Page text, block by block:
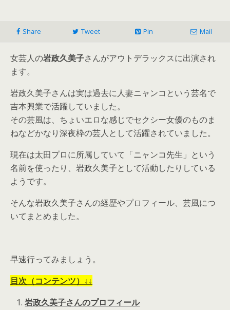
Share Tweet Pin Mail
女芸人の岩政久美子さんがアウトデラックスに出演され
ます。
岩政久美子さんは実は過去に人妻ニャンコという芸名で
吉本興業で活躍していました。
その芸風は、ちょいエロな感じでセクシー女優のものま
ねなどかなり深夜枠の芸人として活躍されていました。
現在は太田プロに所属していて「ニャンコ先生」という
名前を使ったり、岩政久美子として活動したりしている
ようです。
そんな岩政久美子さんの経歴やプロフィール、芸風につ
いてまとめました。
早速行ってみましょう。
目次（コンテンツ）↓↓
岩政久美子さんのプロフィール